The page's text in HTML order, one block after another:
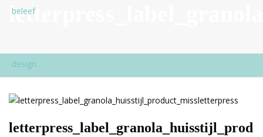
letterpress_label_granola_huisstijl_prod